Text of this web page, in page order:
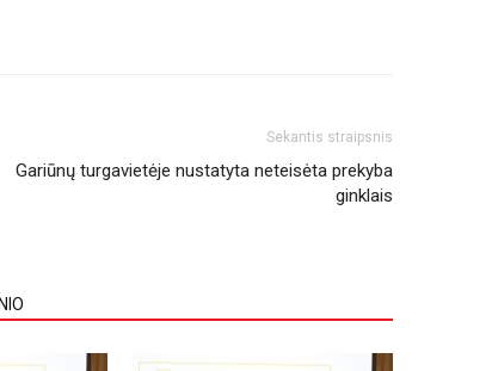
Sekantis straipsnis
Gariūnų turgavietėje nustatyta neteisėta prekyba
ginklais